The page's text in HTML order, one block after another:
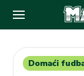
contentDomaći